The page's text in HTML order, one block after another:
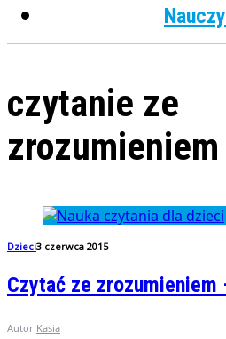
czytanie ze
zrozumieniem
Dzieci3 czerwca 2015
Czytać ze zrozumieniem
Autor Kasia